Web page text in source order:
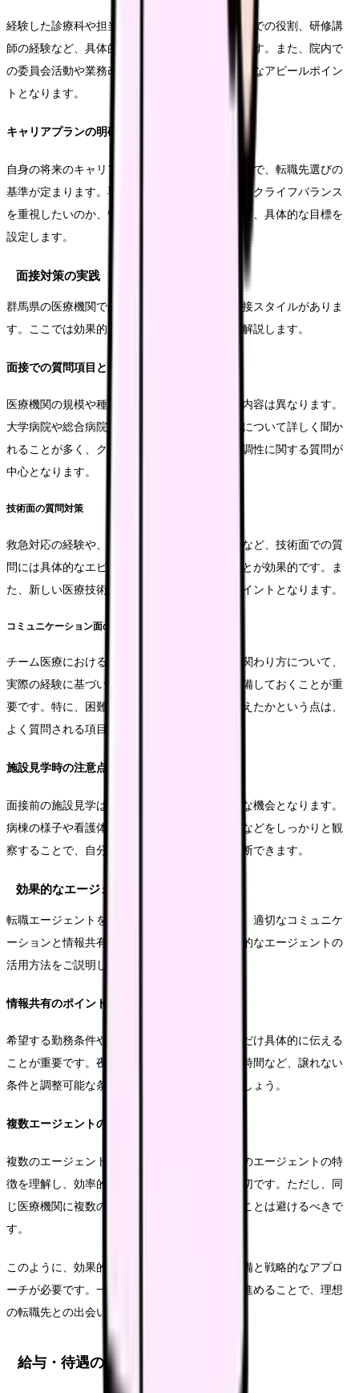
経験した診療科や担当した業務内容、チーム医療での役割、研修講
師の経験など、具体的な実績を時系列で整理します。また、院内で
の委員会活動や業務改善の取り組みなども、重要なアピールポイン
トとなります。
キャリアプランの明確化
自身の将来のキャリアビジョンを明確にすることで、転職先選びの
基準が定まります。専門性を高めたいのか、ワークライフバランス
を重視したいのか、管理職を目指したいのかなど、具体的な目標を
設定します。
面接対策の実践
群馬県の医療機関では、それぞれに特徴的な面接スタイルがありま
す。ここでは効果的な面接対策について詳しく解説します。
面接での質問項目と対策
医療機関の規模や種類によって、面接での質問内容は異なります。
大学病院や総合病院では専門的なスキルや経験について詳しく聞か
れることが多く、クリニックでは患者対応や協調性に関する質問が
中心となります。
技術面の質問対策
救急対応の経験や、特定の医療機器の使用経験など、技術面での質
問には具体的なエピソードを交えて回答することが効果的です。ま
た、新しい医療技術への適応能力もアピールポイントとなります。
コミュニケーション面の質問対策
チーム医療における協力体制や、患者さんとの関わり方について、
実際の経験に基づいた具体的なエピソードを準備しておくことが重
要です。特に、困難な状況をどのように乗り越えたかという点は、
よく質問される項目です。
施設見学時の注意点
面接前の施設見学は、職場の雰囲気を知る重要な機会となります。
病棟の様子や看護体制、使用している医療機器などをしっかりと観
察することで、自分に合った環境かどうかを判断できます。
効果的なエージェント活用法
転職エージェントを最大限に活用するためには、適切なコミュニケ
ーションと情報共有が重要です。ここでは効果的なエージェントの
活用方法をご説明します。
情報共有のポイント
希望する勤務条件や職場環境について、できるだけ具体的に伝える
ことが重要です。夜勤の回数、給与条件、通勤時間など、譲れない
条件と調整可能な条件を明確に区別して伝えましょう。
複数エージェントの活用方法
複数のエージェントを利用する際は、それぞれのエージェントの特
徴を理解し、効率的に情報を収集することが大切です。ただし、同
じ医療機関に複数のエージェントから応募することは避けるべきで
す。
このように、効果的な転職活動には、綿密な準備と戦略的なアプロ
ーチが必要です。一つ一つのステップを丁寧に進めることで、理想
の転職先との出会いが実現できます。
給与・待遇の詳細分析